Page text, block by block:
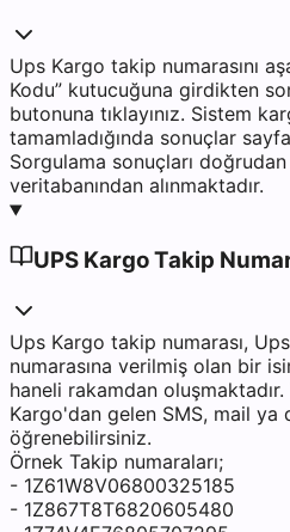
Ups Kargo takip numarasını
Kodu” kutucuğuna girdikten
butonuna tıklayınız. Sistem
tamamladığında sonuçlar
Sorgulama sonuçları
veritabanından alınmaktadır.
UPS Kargo Takip
Ups Kargo takip numarası,
numarasına verilmiş olan bir
haneli rakamdan oluşmaktadır.
Kargo'dan gelen SMS, mail
öğrenebilirsiniz.
Örnek Takip numaraları;
- 1Z61W8V06800325185
- 1Z867T8T6820605480